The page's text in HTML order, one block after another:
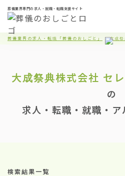
葬儀業界専門の求人・就職・転職支援サイト
葬儀業界の求人・転職「葬儀のおしごと」 大成
大成祭典株式会社 セ
の
求人・転職・就職・
検索結果一覧